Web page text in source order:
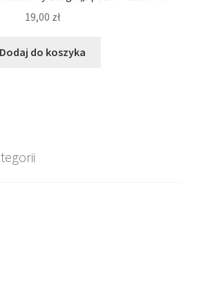
19,00 zł
Dodaj do koszyka